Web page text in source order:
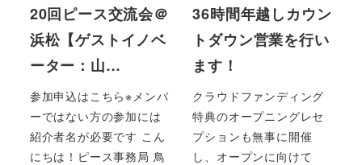
20回ピース交流会＠
浜松【ゲストイノベ
ーター：山…
参加申込はこちら※メンバ
ーではない方の参加には
紹介者名が必要です こん
にちは！ピース事務局 鳥
36時間年越しカウン
トダウン営業を行い
ます！
クラウドファンディング
特典のオープニングレセ
プションも無事に開催
し、オープンに向けて